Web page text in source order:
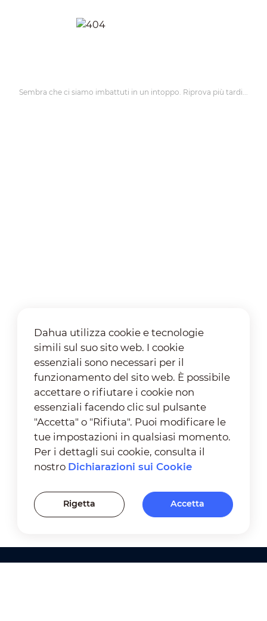
Sembra che ci siamo imbattuti in un intoppo. Riprova più tardi...
Dahua utilizza cookie e tecnologie
simili sul suo sito web. I cookie
essenziali sono necessari per il
funzionamento del sito web. È possibile
accettare o rifiutare i cookie non
essenziali facendo clic sul pulsante
"Accetta" o "Rifiuta". Puoi modificare le
tue impostazioni in qualsiasi momento.
Per i dettagli sui cookie, consulta il
nostro Dichiarazioni sui Cookie
Rigetta Accetta